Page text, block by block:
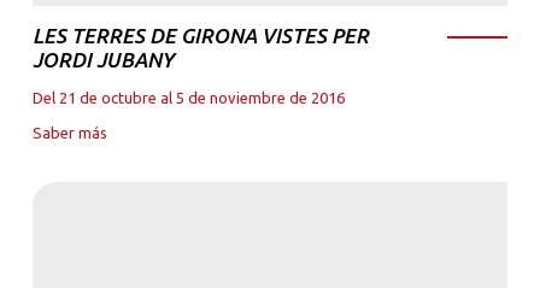
LES TERRES DE GIRONA VISTES PER
JORDI JUBANY
Del 21 de octubre al 5 de noviembre de 2016
Saber más